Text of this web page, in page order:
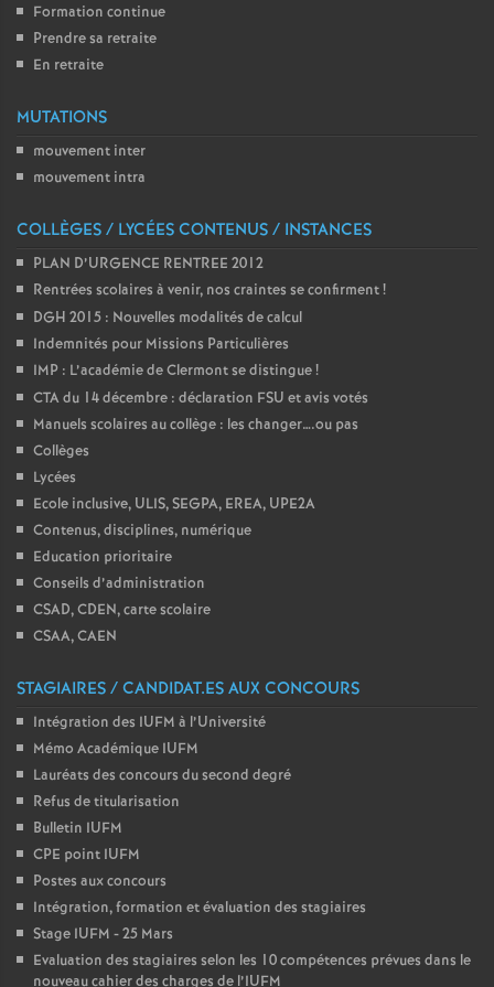
s
Formation continue
Prendre sa retraite
En retraite
MUTATIONS
mouvement inter
mouvement intra
COLLÈGES / LYCÉES CONTENUS / INSTANCES
PLAN D’URGENCE RENTREE 2012
Rentrées scolaires à venir, nos craintes se confirment!
DGH 2015 : Nouvelles modalités de calcul
Indemnités pour Missions Particulières
IMP : L’académie de Clermont se distingue!
CTA du 14 décembre : déclaration FSU et avis votés
Manuels scolaires au collège : les changer….ou pas
Collèges
Lycées
Ecole inclusive, ULIS, SEGPA, EREA, UPE2A
Contenus, disciplines, numérique
Education prioritaire
Conseils d’administration
CSAD, CDEN, carte scolaire
CSAA, CAEN
STAGIAIRES / CANDIDAT.ES AUX CONCOURS
Intégration des IUFM à l’Université
Mémo Académique IUFM
Lauréats des concours du second degré
Refus de titularisation
Bulletin IUFM
CPE point IUFM
Postes aux concours
Intégration, formation et évaluation des stagiaires
Stage IUFM - 25 Mars
Evaluation des stagiaires selon les 10 compétences prévues dans le
nouveau cahier des charges de l’IUFM